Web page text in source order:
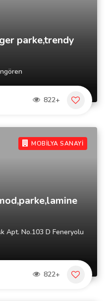
parke,trendy
822+
MOBİLYA SANAYİ
Apt. No.103 D Feneryolu
822+